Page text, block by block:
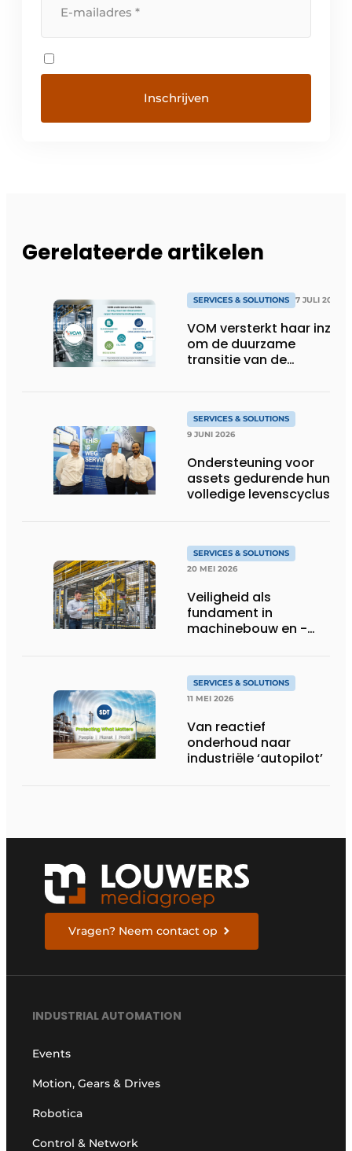
Gerelateerde artikelen
SERVICES & SOLUTIONS 7 JULI 2026
VOM versterkt haar inzet
om de duurzame
transitie van de
SERVICES & SOLUTIONS
9 JUNI 2026
Ondersteuning voor
assets gedurende hun
volledige levenscyclus
SERVICES & SOLUTIONS
20 MEI 2026
Veiligheid als
fundament in
machinebouw en -
SERVICES & SOLUTIONS
11 MEI 2026
Van reactief
onderhoud naar
industriële ‘autopilot’
Vragen? Neem contact op
INDUSTRIAL AUTOMATION
Events
Motion, Gears & Drives
Robotica
Control & Network